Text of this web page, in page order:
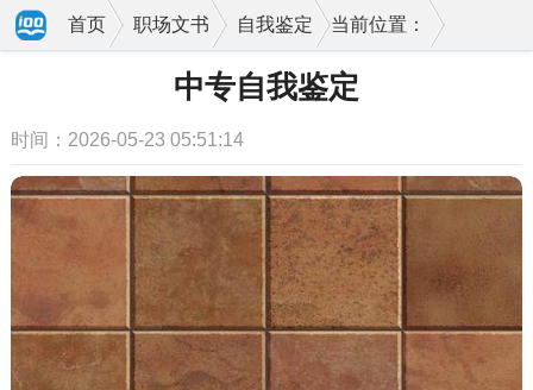
当前位置：
首页 职场文书 自我鉴定
中专自我鉴定
时间：2026-05-23 05:51:14